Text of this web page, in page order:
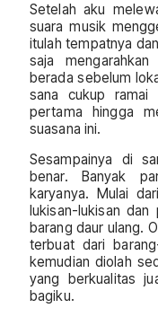
Setelah aku
suara musik
itulah tempatnya
saja
berada sebelum
sana cukup ramai
pertama hingga
suasana ini.
Sesampainya di
benar. Banyak
karyanya. Mulai
lukisan-lukisan
barang daur ulang.
terbuat dari
kemudian diolah
yang berkualitas
bagiku.